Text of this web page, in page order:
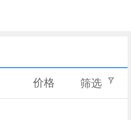
价格 筛选